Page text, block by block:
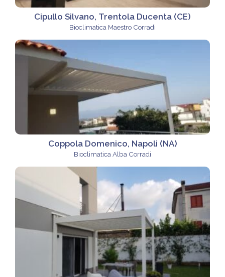
Cipullo Silvano, Trentola Ducenta (CE)
Bioclimatica Maestro Corradi
Coppola Domenico, Napoli (NA)
Bioclimatica Alba Corradi